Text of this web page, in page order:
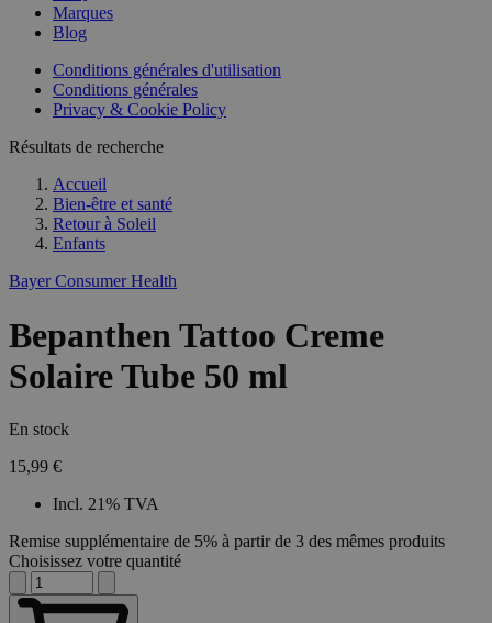
Marques
Blog
Conditions générales d'utilisation
Conditions générales
Privacy & Cookie Policy
Résultats de recherche
Accueil
Bien-être et santé
Retour à Soleil
Enfants
Bayer Consumer Health
Bepanthen Tattoo Creme
Solaire Tube 50 ml
En stock
15,99 €
Incl. 21% TVA
Remise supplémentaire de 5% à partir de 3 des mêmes produits
Choisissez votre quantité